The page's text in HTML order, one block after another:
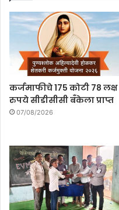
कर्जमाफीचे 175 कोटी 78 लक्ष
रुपये सीडीसीसी बँकेला प्राप्त
07/08/2026